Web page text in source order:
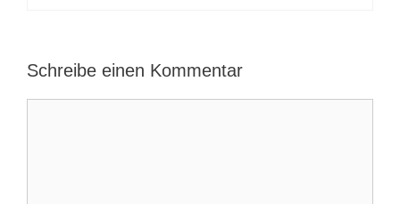
Schreibe einen Kommentar